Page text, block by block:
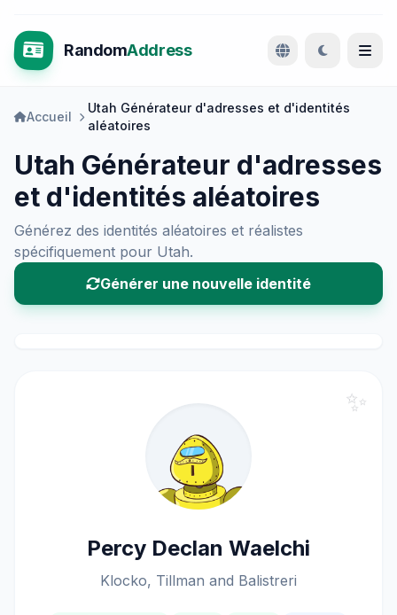
RandomAddress
Accueil
Utah Générateur d'adresses et d'identités
aléatoires
Utah Générateur d'adresses
et d'identités aléatoires
Générez des identités aléatoires et réalistes
spécifiquement pour Utah.
Générer une nouvelle identité
✨
Percy Declan Waelchi
Klocko, Tillman and Balistreri